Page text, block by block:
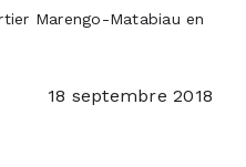
Marengo-Matabiau en
18 septembre 2018